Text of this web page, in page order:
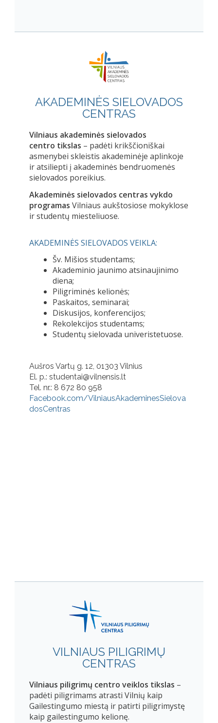
AKADEMINĖS SIELOVADOS
CENTRAS
Vilniaus akademinės sielovados
centro tikslas – padėti krikščioniškai
asmenybei skleistis akademinėje aplinkoje
ir atsiliepti į akademinės bendruomenės
sielovados poreikius.
Akademinės sielovados centras vykdo
programas Vilniaus aukštosiose mokyklose
ir studentų miesteliuose.
AKADEMINĖS SIELOVADOS VEIKLA:
Šv. Mišios studentams;
Akademinio jaunimo atsinaujinimo
diena;
Piligriminės kelionės;
Paskaitos, seminarai;
Diskusijos, konferencijos;
Rekolekcijos studentams;
Studentų sielovada univeristetuose.
Aušros Vartų g. 12, 01303 Vilnius
El. p.: studentai@vilnensis.lt
Tel. nr.: 8 672 80 958
Facebook.com/VilniausAkademinesSielova
dosCentras
VILNIAUS PILIGRIMŲ
CENTRAS
Vilniaus piligrimų centro veiklos tikslas –
padėti piligrimams atrasti Vilnių kaip
Gailestingumo miestą ir patirti piligrimystę
kaip gailestingumo kelionę.